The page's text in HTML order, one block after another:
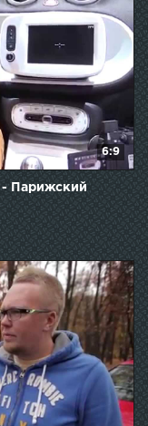
6:9
Парижский